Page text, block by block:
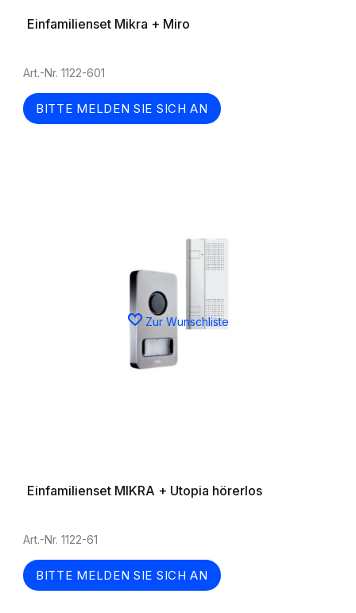
Einfamilienset Mikra + Miro
Art.-Nr. 1122-601
BITTE MELDEN SIE SICH AN
Zur Wunschliste
Einfamilienset MIKRA + Utopia hörerlos
Art.-Nr. 1122-61
BITTE MELDEN SIE SICH AN